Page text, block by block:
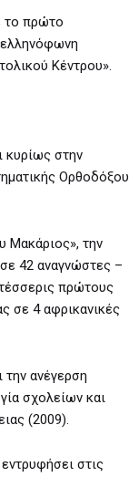
το πρώτο
ελληνόφωνη
Κέντρου».
κυρίως στην
Ορθοδόξου
Mακάριος», την
42 αναγνώστες –
πρώτους
σε 4 αφρικανικές
ανέγερση
σχολείων και
(2009).
στις